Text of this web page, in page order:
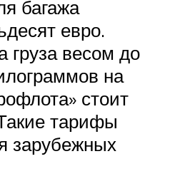
багажа
евро.
груза весом до
на
стоит
тарифы
зарубежных